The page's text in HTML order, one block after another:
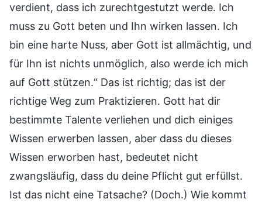
verdient, dass ich zurechtgestutzt werde. Ich
muss zu Gott beten und Ihn wirken lassen. Ich
bin eine harte Nuss, aber Gott ist allmächtig, und
für Ihn ist nichts unmöglich, also werde ich mich
auf Gott stützen.“ Das ist richtig; das ist der
richtige Weg zum Praktizieren. Gott hat dir
bestimmte Talente verliehen und dich einiges
Wissen erwerben lassen, aber dass du dieses
Wissen erworben hast, bedeutet nicht
zwangsläufig, dass du deine Pflicht gut erfüllst.
Ist das nicht eine Tatsache? (Doch.) Wie kommt